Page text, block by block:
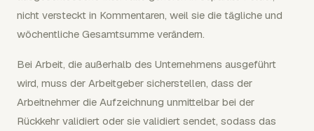
nicht versteckt in Kommentaren, weil sie die tägliche und
wöchentliche Gesamtsumme verändern.
Bei Arbeit, die außerhalb des Unternehmens ausgeführt
wird, muss der Arbeitgeber sicherstellen, dass der
Arbeitnehmer die Aufzeichnung unmittelbar bei der
Rückkehr validiert oder sie validiert sendet, sodass das